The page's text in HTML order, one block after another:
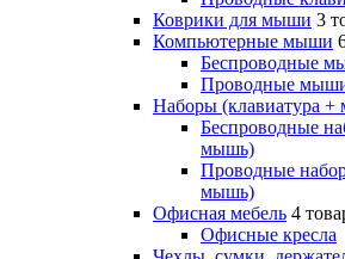
Коврики для мыши 3
Компьютерные мыши
Беспроводные
Проводные
Наборы (клавиатура
Беспроводные
мышь)
Проводные
мышь)
Офисная мебель 4
Офисные кресла